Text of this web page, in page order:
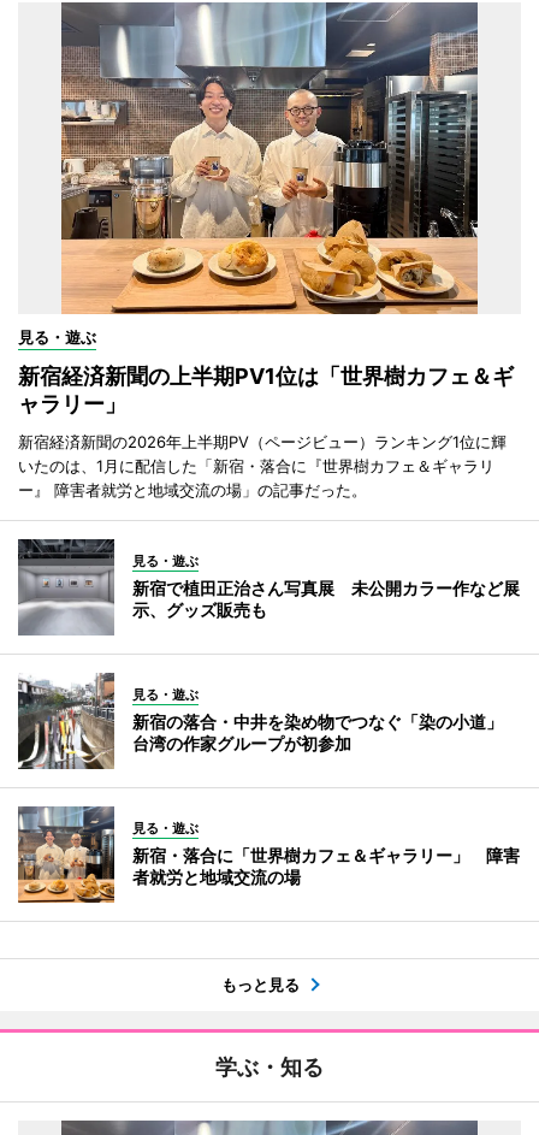
見る・遊ぶ
新宿経済新聞の上半期PV1位は「世界樹カフェ＆ギ
ャラリー」
新宿経済新聞の2026年上半期PV（ページビュー）ランキング1位に輝
いたのは、1月に配信した「新宿・落合に『世界樹カフェ＆ギャラリ
ー』 障害者就労と地域交流の場」の記事だった。
見る・遊ぶ
新宿で植田正治さん写真展 未公開カラー作など展
示、グッズ販売も
見る・遊ぶ
新宿の落合・中井を染め物でつなぐ「染の小道」
台湾の作家グループが初参加
見る・遊ぶ
新宿・落合に「世界樹カフェ＆ギャラリー」 障害
者就労と地域交流の場
もっと見る
学ぶ・知る